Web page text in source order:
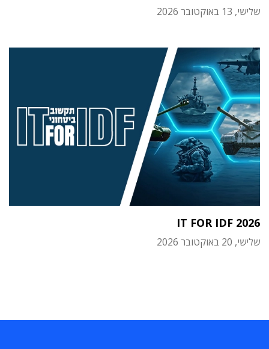
שלישי, 13 באוקטובר 2026
IT FOR IDF 2026
שלישי, 20 באוקטובר 2026